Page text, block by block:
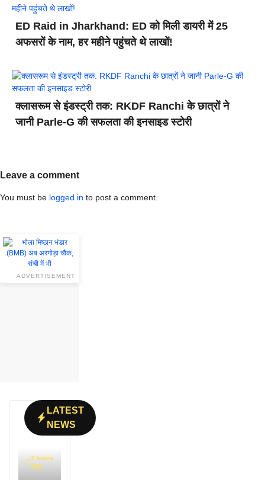
ED Raid in Jharkhand: ED को मिली डायरी में 25
अफसरों के नाम, हर महीने पहुंचते थे लाखों!
क्लासरूम से इंडस्ट्री तक: RKDF Ranchi के छात्रों ने
जानी Parle-G की सफलता की इनसाइड स्टोरी
Leave a comment
You must be logged in to post a comment.
ADVERTISEMENT
LATEST
NEWS
9 hours
पहले